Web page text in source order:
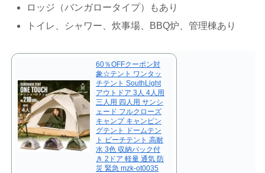
ロッジ（バンガロータイプ）もあり
トイレ、シャワー、炊事場、BBQ炉、管理棟あり
60％OFFクーポン対
象☆テント ワンタッ
チテント SouthLight
アウトドア 3人 4人用
三人用 四人用 サンシ
ェード フルクローズ
キャンプ キャンピン
グテント ドームテン
ト ビーチテント 高耐
水 3色 収納バック付
き 2ドア 軽量 通気 防
災 緊急 mzk-ot0035